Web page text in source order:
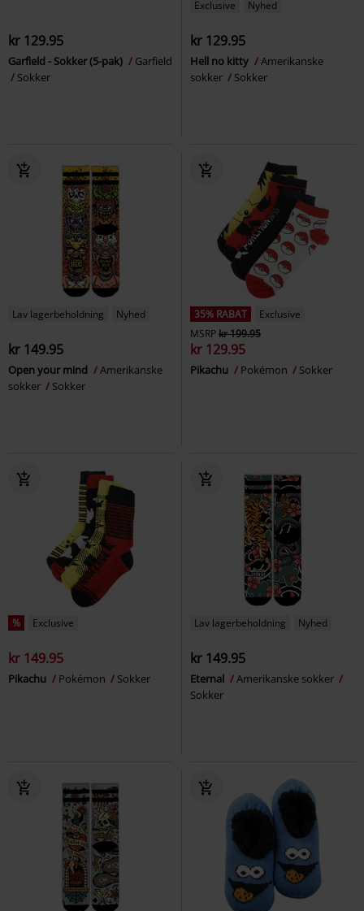
kr 129.95
Garfield - Sokker (5-pak)
Garfield
Sokker
Exclusive Nyhed
kr 129.95
Hell no kitty
Amerikanske
sokker
Sokker
Lav lagerbeholdning Nyhed
kr 149.95
Open your mind
Amerikanske
sokker
Sokker
35% RABAT
Exclusive
MSRPkr 199.95
kr 129.95
Pikachu Pokémon Sokker
% Exclusive
kr 149.95
Pikachu Pokémon Sokker
Lav lagerbeholdning Nyhed
kr 149.95
Eternal
Amerikanske sokker
Sokker